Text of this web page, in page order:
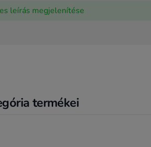
leírás megjelenítése
termékei